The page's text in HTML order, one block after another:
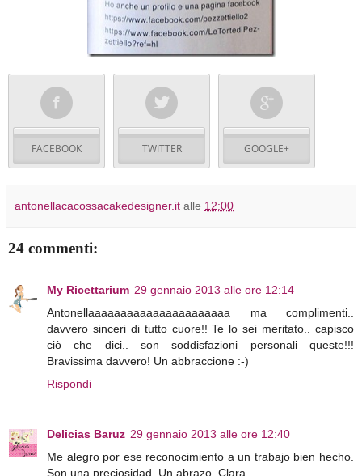
FACEBOOK TWITTER GOOGLE+
antonellacacossacakedesigner.it alle 12:00
24 commenti:
My Ricettarium 29 gennaio 2013 alle ore 12:14
Antonellaaaaaaaaaaaaaaaaaaaaaa ma complimenti..
davvero sinceri di tutto cuore!! Te lo sei meritato.. capisco
ciò che dici.. son soddisfazioni personali queste!!!
Bravissima davvero! Un abbraccione :-)
Rispondi
Delicias Baruz 29 gennaio 2013 alle ore 12:40
Me alegro por ese reconocimiento a un trabajo bien hecho.
Son una preciosidad. Un abrazo, Clara.